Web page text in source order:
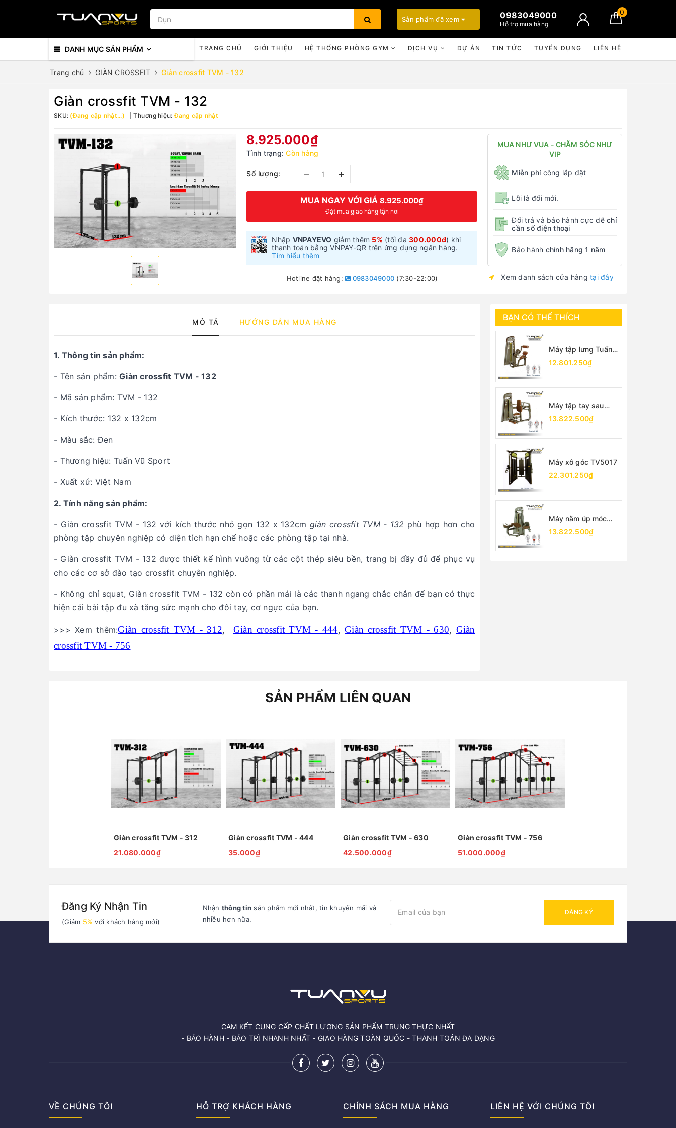
Sản phẩm đã xem 0983049000
Hỗ trợ mua hàng
0
DANH MỤC SẢN PHẨM TRANG CHỦ GIỚI THIỆU HỆ THỐNG PHÒNG GYM DỊCH VỤ DỰ ÁN TIN TỨC TUYỂN DỤNG LIÊN HỆ
Trang chủ GIÀN CROSSFIT Giàn crossfit TVM - 132
Giàn crossfit TVM - 132
SKU: (Đang cập nhật...) Thương hiệu:Đang cập nhật
8.925.000₫
Tình trạng: Còn hàng
Số lượng: – +
MUA NGAY VỚI GIÁ8.925.000₫
Đặt mua giao hàng tận nơi
Nhập VNPAYEVO giảm thêm 5% (tối đa300.000đ) khi
thanh toán bằng VNPAY-QR trên ứng dụng ngân hàng.
Tìm hiểu thêm
Hotline đặt hàng: 0983049000 (7:30-22:00)
MUA NHƯ VUA - CHĂM SÓC NHƯ
VIP
Miễn phícông lắp đặt
Lỗi là đổi mới.
Đổi trả và bảo hành cực dễchỉ
cần số điện thoại
Bảo hành chính hãng 1 năm
Xem danh sách cửa hàngtại đây
MÔ TẢ HƯỚNG DẪN MUA HÀNG
1. Thông tin sản phẩm:
- Tên sản phẩm: Giàn crossfit TVM - 132
- Mã sản phẩm: TVM - 132
- Kích thước: 132 x 132cm
- Màu sắc: Đen
- Thương hiệu: Tuấn Vũ Sport
- Xuất xứ: Việt Nam
2. Tính năng sản phẩm:
- Giàn crossfit TVM - 132 với kích thước nhỏ gọn 132 x 132cm giàn crossfit TVM - 132 phù hợp hơn cho
phòng tập chuyên nghiệp có diện tích hạn chế hoặc các phòng tập tại nhà.
- Giàn crossfit TVM - 132 được thiết kế hình vuông từ các cột thép siêu bền, trang bị đầy đủ để phục vụ
cho các cơ sở đào tạo crossfit chuyên nghiệp.
- Không chỉ squat, Giàn crossfit TVM - 132 còn có phần mái là các thanh ngang chắc chắn để bạn có thực
hiện cái bài tập đu xà tăng sức mạnh cho đôi tay, cơ ngực của bạn.
>>> Xem thêm:Giàn crossfit TVM - 312, Giàn crossfit TVM - 444,Giàn crossfit TVM - 630, Giàn
crossfit TVM - 756
BẠN CÓ THỂ THÍCH
Máy tập lưng Tuấn
Vũ
12.801.250₫
Máy tập tay sau
TV5026
13.822.500₫
Máy xô góc TV5017
22.301.250₫
Máy nằm úp móc
chân TV5001
13.822.500₫
SẢN PHẨM LIÊN QUAN
Giàn crossfit TVM - 312
21.080.000₫
Giàn crossfit TVM - 444
35.000₫
Giàn crossfit TVM - 630
42.500.000₫
Giàn crossfit TVM - 756
51.000.000₫
Đăng Ký Nhận Tin
(Giảm 5% với khách hàng mới)
Nhận thông tin sản phẩm mới nhất, tin khuyến mãi và
nhiều hơn nữa.
ĐĂNG KÝ
CAM KẾT CUNG CẤP CHẤT LƯỢNG SẢN PHẨM TRUNG THỰC NHẤT
- BẢO HÀNH - BẢO TRÌ NHANH NHẤT - GIAO HÀNG TOÀN QUỐC - THANH TOÁN ĐA DẠNG
VỀ CHÚNG TÔI HỖ TRỢ KHÁCH HÀNG CHÍNH SÁCH MUA HÀNG LIÊN HỆ VỚI CHÚNG TÔI